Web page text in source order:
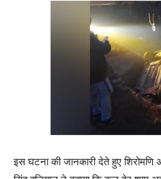
इस घटना की जानकारी देते हुए